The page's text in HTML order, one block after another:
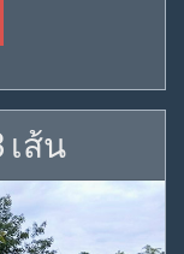
เส้น